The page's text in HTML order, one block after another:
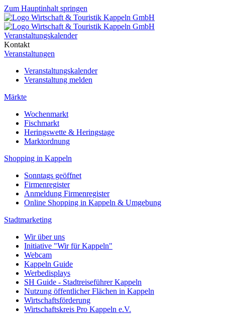
Zum Hauptinhalt springen
Veranstaltungskalender
Kontakt
Veranstaltungen
Veranstaltungskalender
Veranstaltung melden
Märkte
Wochenmarkt
Fischmarkt
Heringswette & Heringstage
Marktordnung
Shopping in Kappeln
Sonntags geöffnet
Firmenregister
Anmeldung Firmenregister
Online Shopping in Kappeln & Umgebung
Stadtmarketing
Wir über uns
Initiative "Wir für Kappeln"
Webcam
Kappeln Guide
Werbedisplays
SH Guide - Stadtreiseführer Kappeln
Nutzung öffentlicher Flächen in Kappeln
Wirtschaftsförderung
Wirtschaftskreis Pro Kappeln e.V.